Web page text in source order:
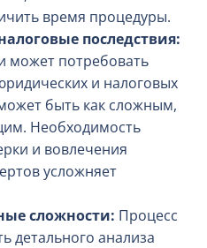
время процедуры.
последствия:
может потребовать
и налоговых
быть как сложным,
Необходимость
и вовлечения
усложняет
сложности: Процесс
детального анализа